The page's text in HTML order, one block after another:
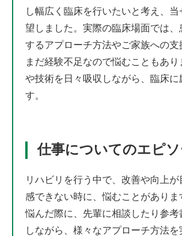
し幅広く臨床を行いたいと考え、
望しました。実際の臨床場面では、
するアプローチ方法やご家族への支
まだ経験不足なので悩むこともあ
や技術を日々吸収しながら、臨床に
す。
仕事についてのエピソ
リハビリを行う中で、改善や向上が
感できない時に、悩むことがありま
悩んだ際に、先輩に相談したり参考
しながら、様々なアプローチ方法を